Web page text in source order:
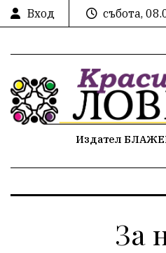
Вход
събота,
Издател
За